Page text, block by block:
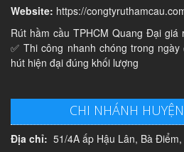
Website: https://
Rút hầm cầu TPHCM Quang Đại giá
✅ Thi công nhanh chóng trong
hút hiện đại đúng khối lượng
CHI NHÁNH
Địa chỉ: 51/4A ấp Hậu Lân, Bà